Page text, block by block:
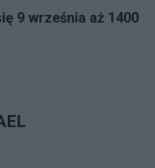
9 września aż 1400